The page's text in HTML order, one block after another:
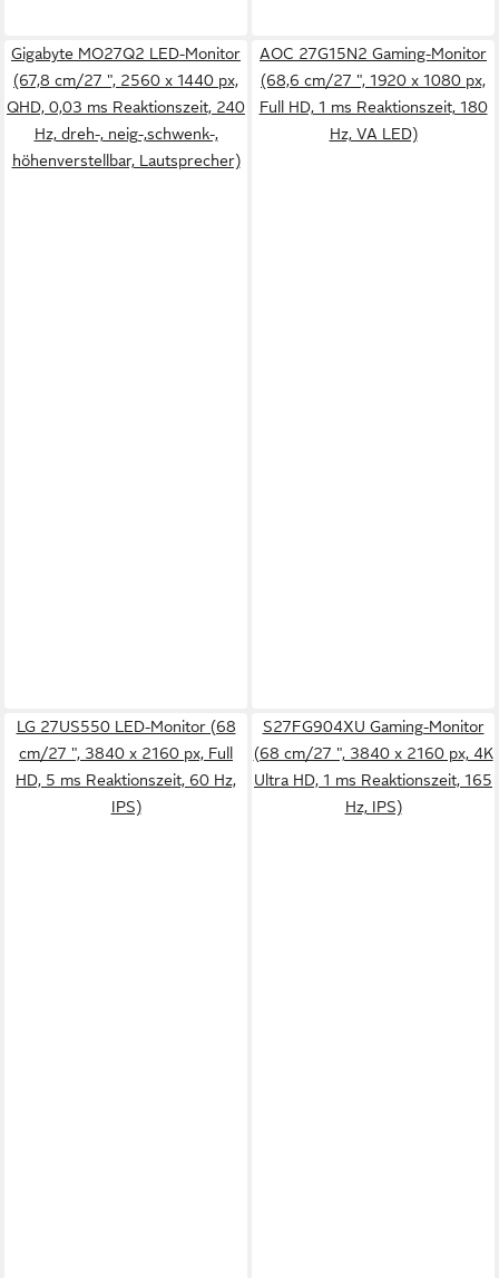
Gigabyte MO27Q2 LED-Monitor
(67,8 cm/27 ", 2560 x 1440 px,
QHD, 0,03 ms Reaktionszeit, 240
Hz, dreh-, neig-,schwenk-,
höhenverstellbar, Lautsprecher)
AOC 27G15N2 Gaming-Monitor
(68,6 cm/27 ", 1920 x 1080 px,
Full HD, 1 ms Reaktionszeit, 180
Hz, VA LED)
LG 27US550 LED-Monitor (68
cm/27 ", 3840 x 2160 px, Full
HD, 5 ms Reaktionszeit, 60 Hz,
IPS)
S27FG904XU Gaming-Monitor
(68 cm/27 ", 3840 x 2160 px, 4K
Ultra HD, 1 ms Reaktionszeit, 165
Hz, IPS)